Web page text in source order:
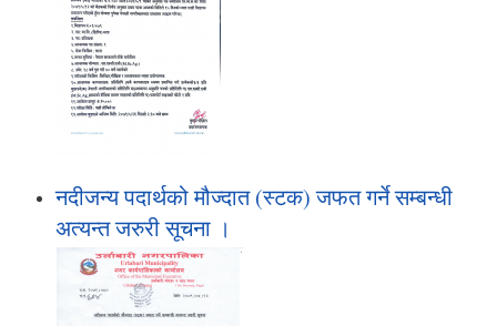
नदीजन्य पदार्थको मौज्दात (स्टक) जफत गर्ने सम्बन्धी
अत्यन्त जरुरी सूचना ।